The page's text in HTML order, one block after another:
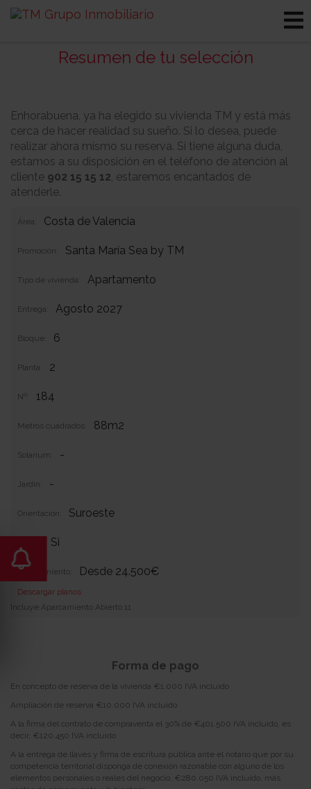
Resumen de tu selección
Enhorabuena, ya ha elegido su vivienda TM y está más
cerca de hacer realidad su sueño. Si lo desea, puede
realizar ahora mismo su reserva. Si tiene alguna duda,
estamos a su disposición en el teléfono de atención al
cliente 902 15 15 12, estaremos encantados de
atenderle.
Área: Costa de Valencia
Promoción: Santa María Sea by TM
Tipo de vivienda: Apartamento
Entrega: Agosto 2027
Bloque: 6
Planta: 2
Nº: 184
Metros cuadrados: 88m2
Solarium: -
Jardin: -
Orientacion: Suroeste
Si
Equipamiento: Desde 24.500€
Descargar planos
Incluye Aparcamiento Abierto 11
Forma de pago
En concepto de reserva de la vivienda €1.000 IVA incluido
Ampliación de reserva €10.000 IVA incluido
A la firma del contrato de compraventa el 30% de €401.500 IVA incluido, es
decir, €120.450 IVA incluido
A la entrega de llaves y firma de escritura pública ante el notario que por su
competencia territorial disponga de conexión razonable con alguno de los
elementos personales o reales del negocio, €280.050 IVA incluido, más